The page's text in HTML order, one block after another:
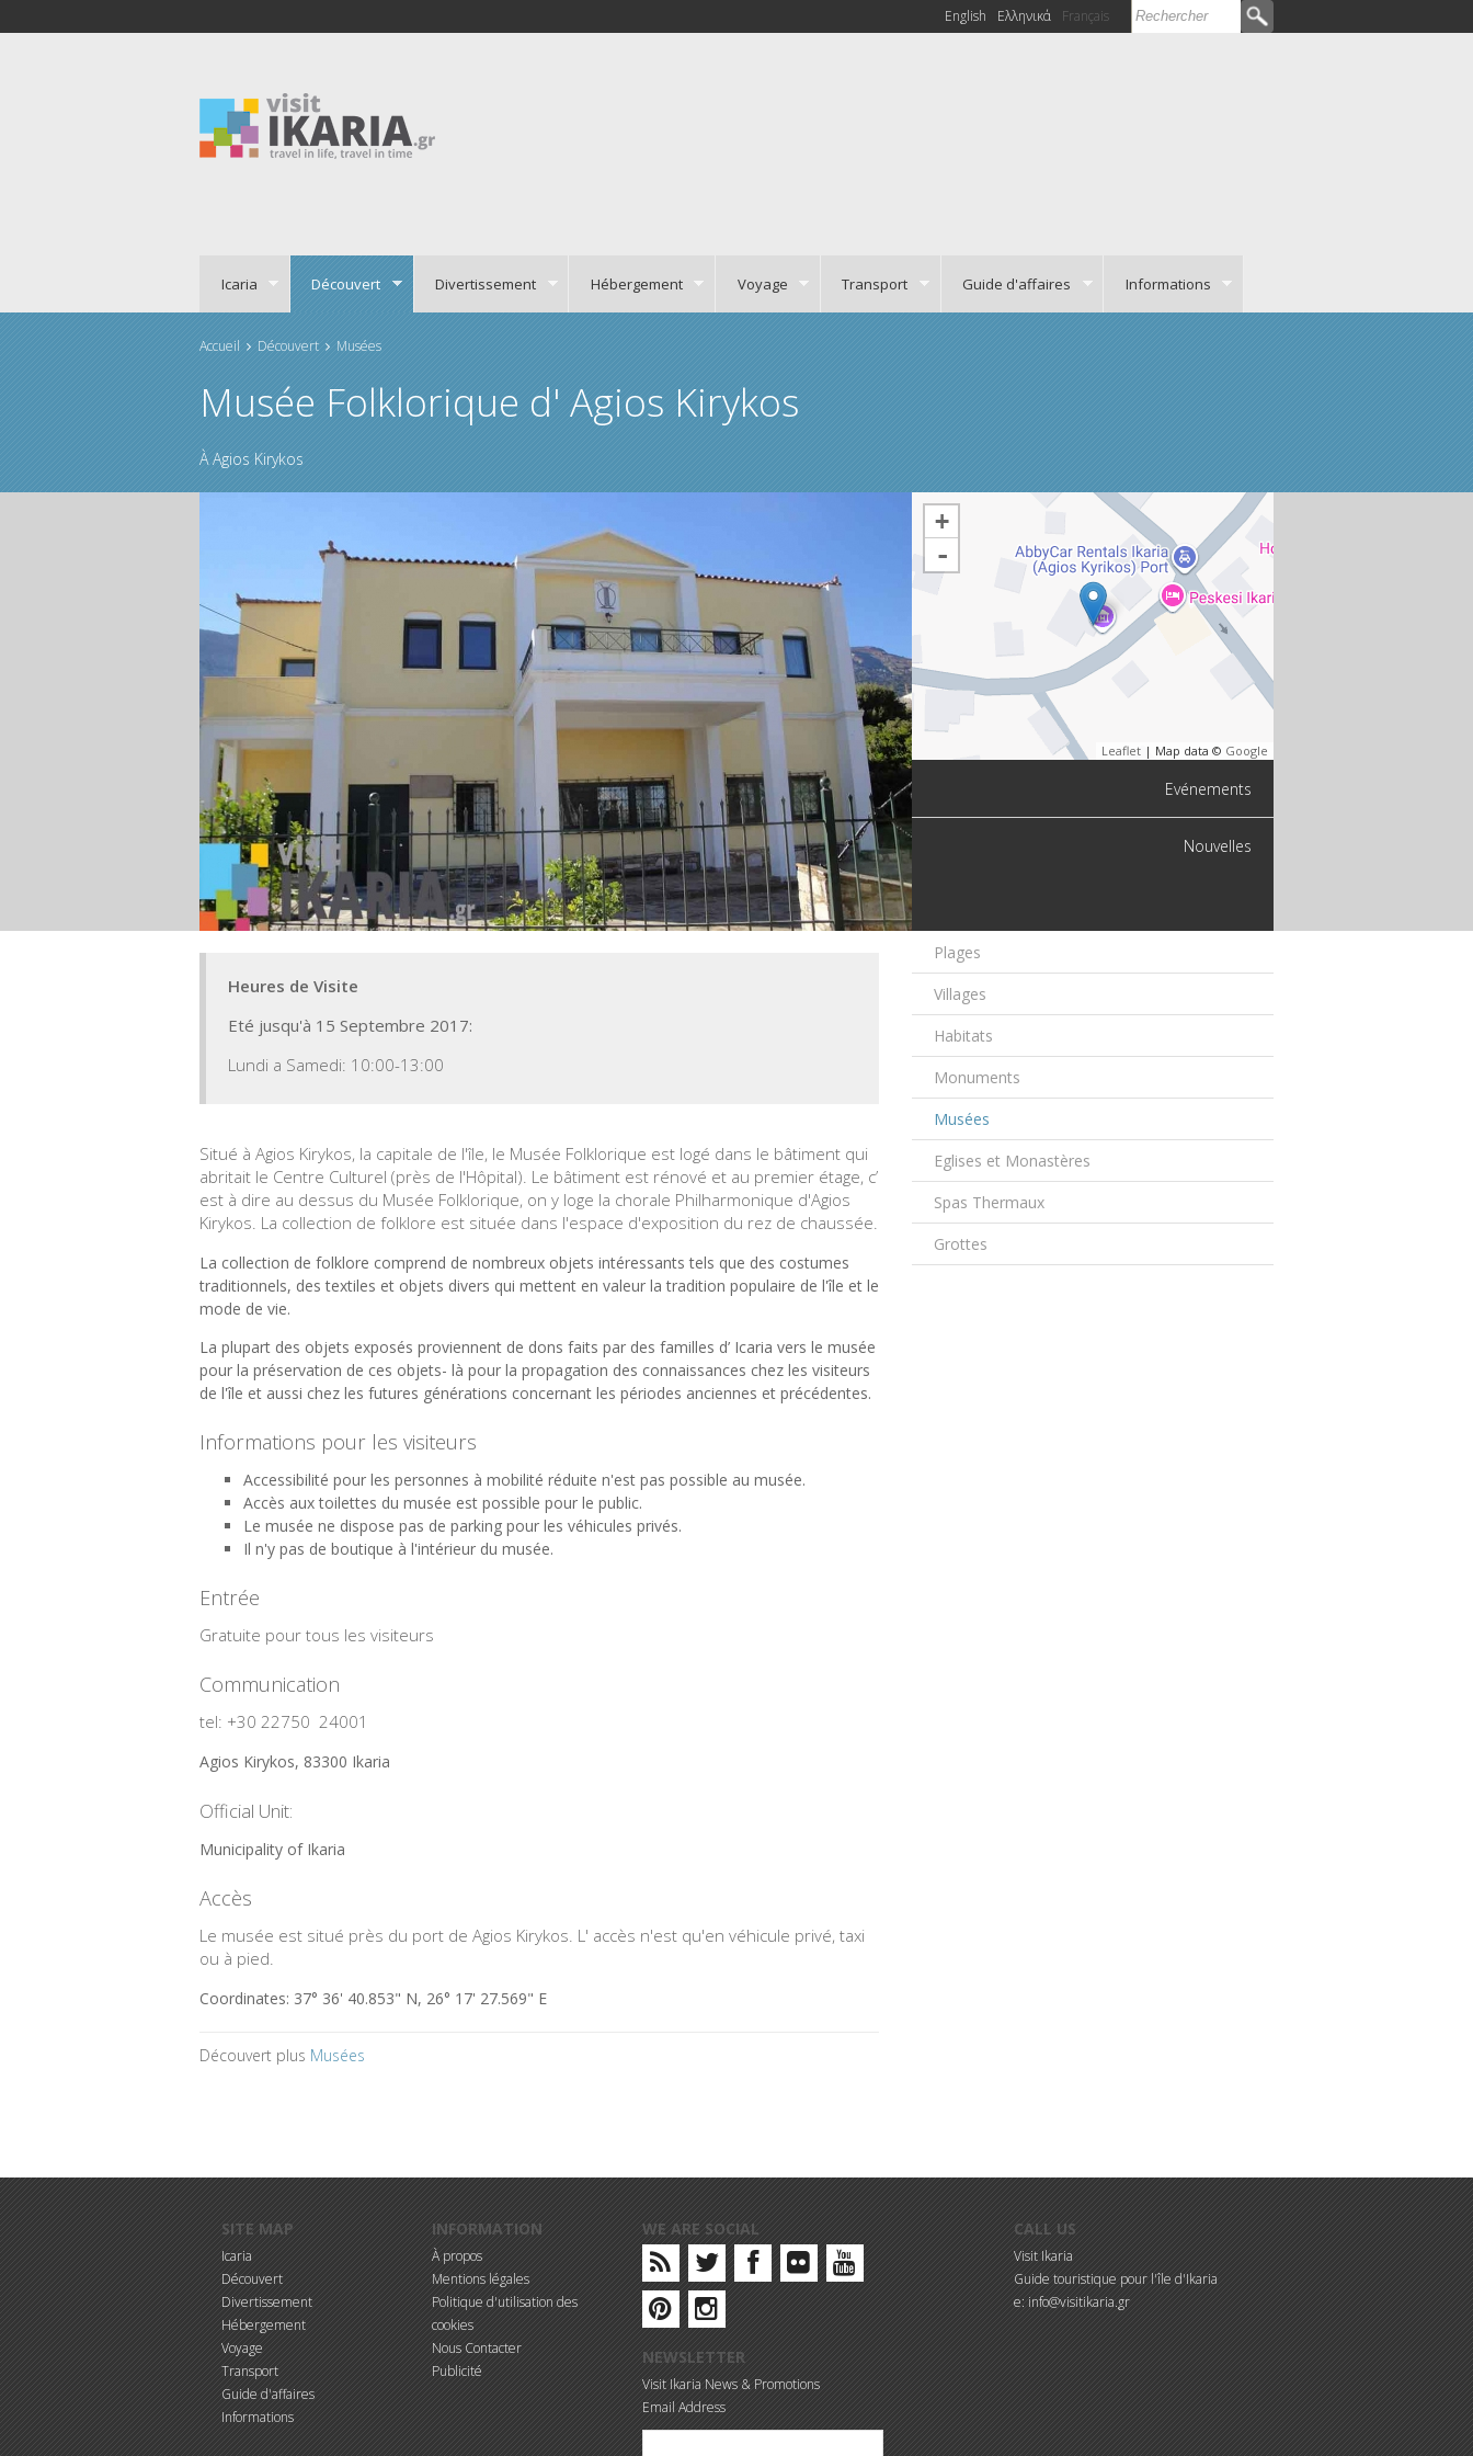
Formulaire de recherche
Rechercher
English Ελληνικά Français
Icaria Découvert Divertissement Hébergement Voyage Transport Guide d'affaires Informations
Accueil Découvert Musées
Musée Folklorique d' Agios Kirykos
ÀAgios Kirykos
+
-
Leaflet| Map data © Google
Evénements
Nouvelles
Heures de Visite
Eté jusqu'à 15 Septembre 2017:
Lundi a Samedi: 10:00-13:00
Situé à Agios Kirykos, la capitale de l'île, le Musée Folklorique est logé dans le bâtiment qui
abritait le Centre Culturel (près de l'Hôpital). Le bâtiment est rénové et au premier étage, c’
est à dire au dessus du Musée Folklorique, on y loge la chorale Philharmonique d'Agios
Kirykos. La collection de folklore est située dans l'espace d'exposition du rez de chaussée.
La collection de folklore comprend de nombreux objets intéressants tels que des costumes
traditionnels, des textiles et objets divers qui mettent en valeur la tradition populaire de l'île et le
mode de vie.
La plupart des objets exposés proviennent de dons faits par des familles d’ Icaria vers le musée
pour la préservation de ces objets- là pour la propagation des connaissances chez les visiteurs
de l'île et aussi chez les futures générations concernant les périodes anciennes et précédentes.
Informations pour les visiteurs
Accessibilité pour les personnes à mobilité réduite n'est pas possible au musée.
Accès aux toilettes du musée est possible pour le public.
Le musée ne dispose pas de parking pour les véhicules privés.
Il n'y pas de boutique à l'intérieur du musée.
Entrée
Gratuite pour tous les visiteurs
Communication
tel: +30 22750 24001
Agios Kirykos, 83300 Ikaria
Official Unit:
Municipality of Ikaria
Accès
Le musée est situé près du port de Agios Kirykos. L' accès n'est qu'en véhicule privé, taxi
ou à pied.
Coordinates: 37° 36' 40.853" N, 26° 17' 27.569" E
Découvert plus Musées
Plages
Villages
Habitats
Monuments
Musées
Eglises et Monastères
Spas Thermaux
Grottes
SITE MAP
Icaria
Découvert
Divertissement
Hébergement
Voyage
Transport
Guide d'affaires
Informations
INFORMATION
À propos
Mentions légales
Politique d'utilisation des
cookies
Nous Contacter
Publicité
WE ARE SOCIAL
NEWSLETTER
Visit Ikaria News & Promotions
Email Address
CALL US
Visit Ikaria
Guide touristique pour l'île d'Ikaria
e: info@visitikaria.gr